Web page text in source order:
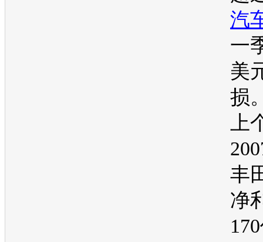
汽
一
美
损
上
丰
净